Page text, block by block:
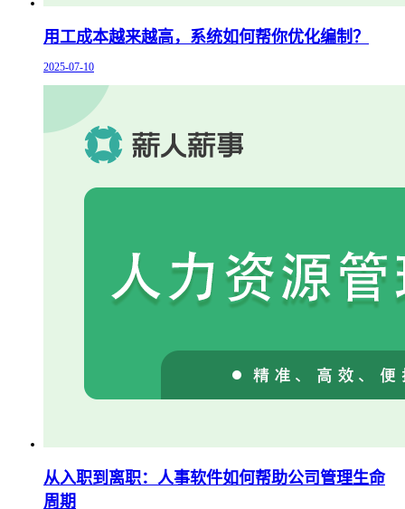
用工成本越来越高，系统如何帮你优化编制？
2025-07-10
从入职到离职：人事软件如何帮助公司管理生命
周期